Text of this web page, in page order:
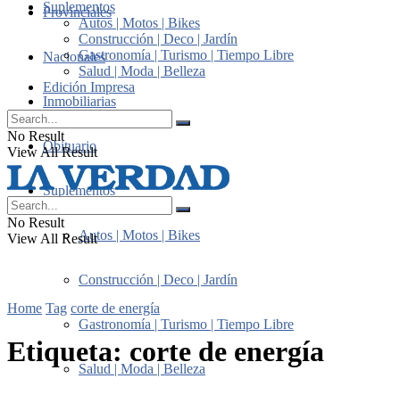
Provinciales
Nacionales
Inmobiliarias
Obituario
Suplementos
Autos | Motos | Bikes
Construcción | Deco | Jardín
Gastronomía | Turismo | Tiempo Libre
Salud | Moda | Belleza
Suplementos
Autos | Motos | Bikes
Construcción | Deco | Jardín
Gastronomía | Turismo | Tiempo Libre
Salud | Moda | Belleza
Edición Impresa
No Result
View All Result
No Result
View All Result
Home Tag corte de energía
Etiqueta: corte de energía